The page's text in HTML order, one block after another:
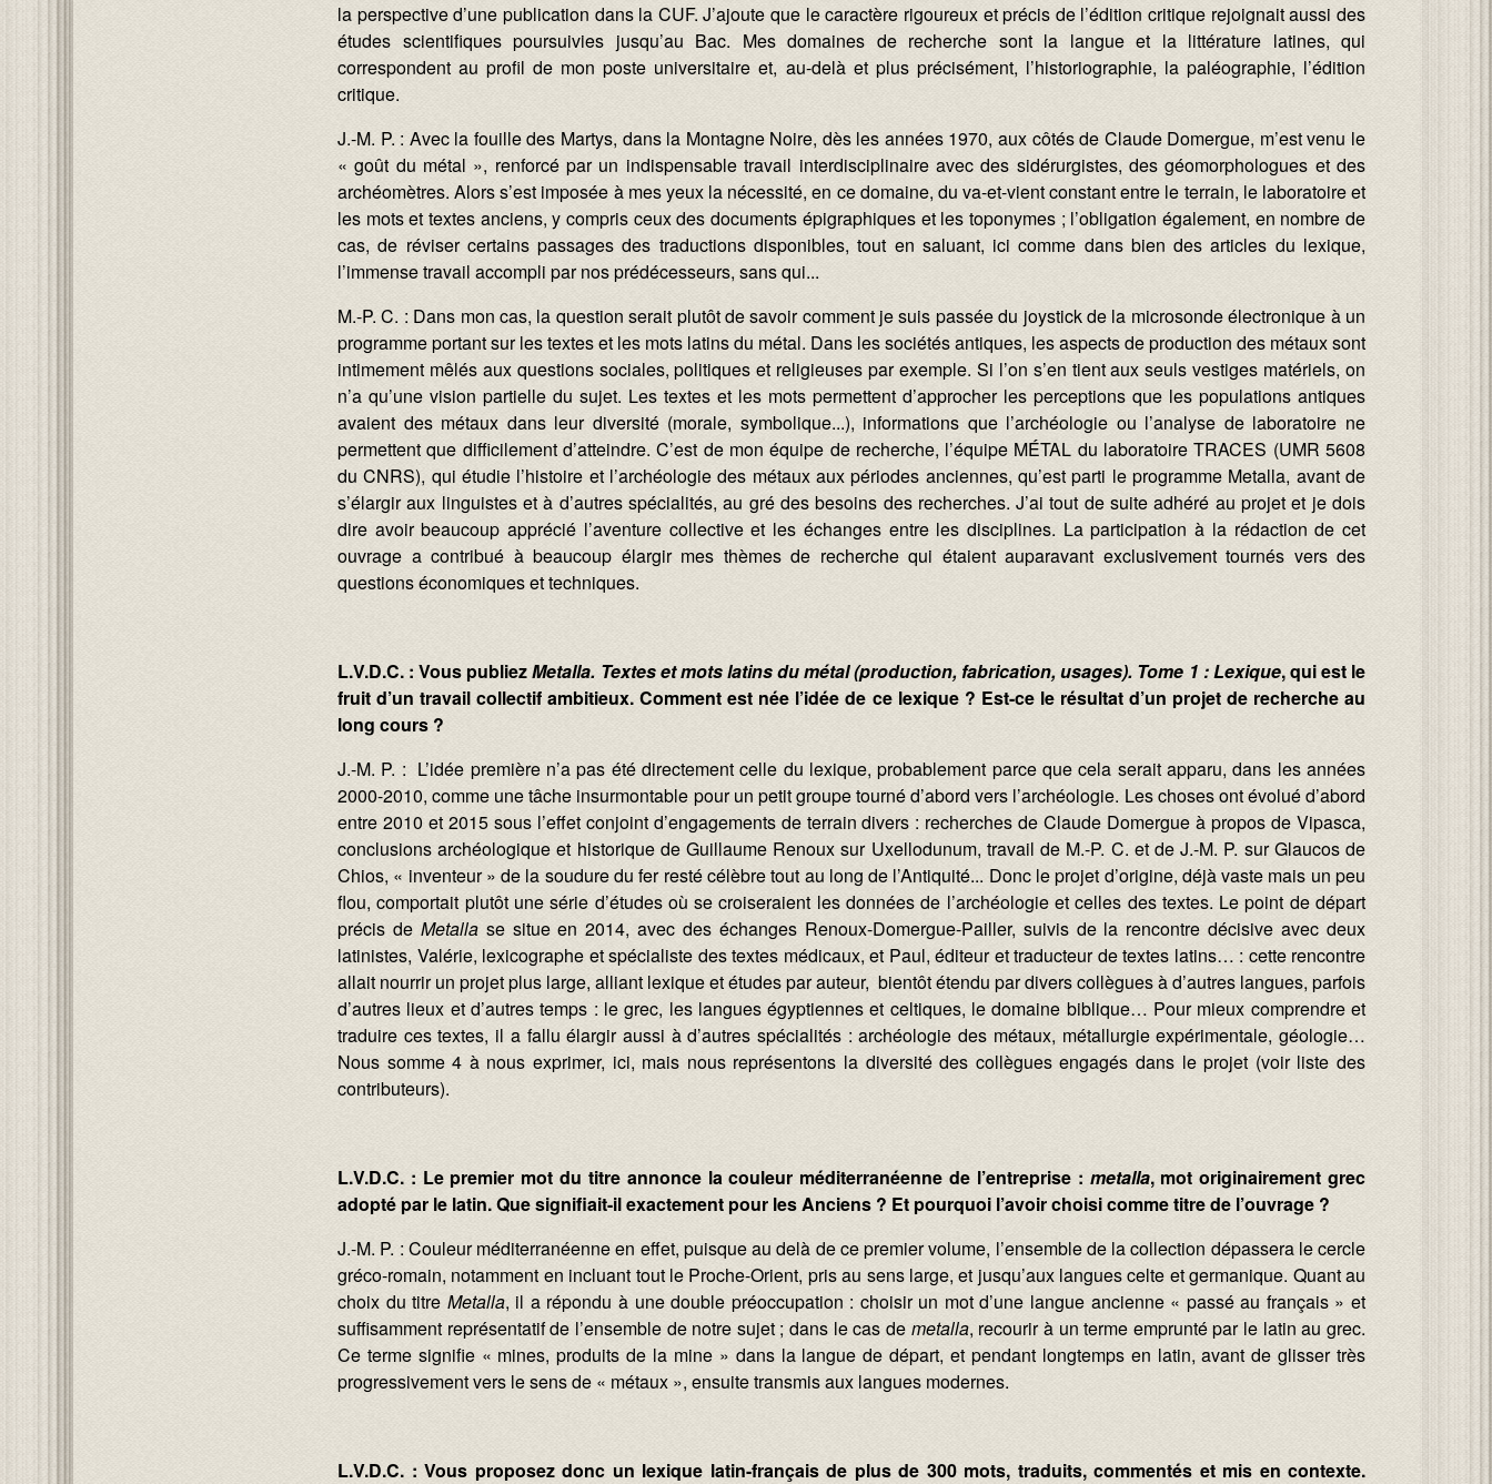
la perspective d’une publication dans la CUF. J’ajoute que le caractère rigoureux et précis de l’édition critique rejoignait aussi des
études scientifiques poursuivies jusqu’au Bac. Mes domaines de recherche sont la langue et la littérature latines, qui
correspondent au profil de mon poste universitaire et, au-delà et plus précisément, l’historiographie, la paléographie, l’édition
critique.
J.-M. P. : Avec la fouille des Martys, dans la Montagne Noire, dès les années 1970, aux côtés de Claude Domergue, m’est venu le
« goût du métal », renforcé par un indispensable travail interdisciplinaire avec des sidérurgistes, des géomorphologues et des
archéomètres. Alors s’est imposée à mes yeux la nécessité, en ce domaine, du va-et-vient constant entre le terrain, le laboratoire et
les mots et textes anciens, y compris ceux des documents épigraphiques et les toponymes ; l’obligation également, en nombre de
cas, de réviser certains passages des traductions disponibles, tout en saluant, ici comme dans bien des articles du lexique,
l’immense travail accompli par nos prédécesseurs, sans qui...
M.-P. C. : Dans mon cas, la question serait plutôt de savoir comment je suis passée du joystick de la microsonde électronique à un
programme portant sur les textes et les mots latins du métal. Dans les sociétés antiques, les aspects de production des métaux sont
intimement mêlés aux questions sociales, politiques et religieuses par exemple. Si l’on s’en tient aux seuls vestiges matériels, on
n’a qu’une vision partielle du sujet. Les textes et les mots permettent d’approcher les perceptions que les populations antiques
avaient des métaux dans leur diversité (morale, symbolique...), informations que l’archéologie ou l’analyse de laboratoire ne
permettent que difficilement d’atteindre. C’est de mon équipe de recherche, l’équipe MÉTAL du laboratoire TRACES (UMR 5608
du CNRS), qui étudie l’histoire et l’archéologie des métaux aux périodes anciennes, qu’est parti le programme Metalla, avant de
s’élargir aux linguistes et à d’autres spécialités, au gré des besoins des recherches. J’ai tout de suite adhéré au projet et je dois
dire avoir beaucoup apprécié l’aventure collective et les échanges entre les disciplines. La participation à la rédaction de cet
ouvrage a contribué à beaucoup élargir mes thèmes de recherche qui étaient auparavant exclusivement tournés vers des
questions économiques et techniques.
L.V.D.C. : Vous publiezMetalla. Textes et mots latins du métal (production, fabrication, usages). Tome 1 : Lexique, qui est le
fruit d’un travail collectif ambitieux. Comment est née l’idée de ce lexique ? Est-ce le résultat d’un projet de recherche au
long cours ?
J.-M. P. : L’idée première n’a pas été directement celle du lexique, probablement parce que cela serait apparu, dans les années
2000-2010, comme une tâche insurmontable pour un petit groupe tourné d’abord vers l’archéologie. Les choses ont évolué d’abord
entre 2010 et 2015 sous l’effet conjoint d’engagements de terrain divers : recherches de Claude Domergue à propos de Vipasca,
conclusions archéologique et historique de Guillaume Renoux sur Uxellodunum, travail de M.-P. C. et de J.-M. P. sur Glaucos de
Chios, « inventeur » de la soudure du fer resté célèbre tout au long de l’Antiquité... Donc le projet d’origine, déjà vaste mais un peu
flou, comportait plutôt une série d’études où se croiseraient les données de l’archéologie et celles des textes. Le point de départ
précis de Metalla se situe en 2014, avec des échanges Renoux-Domergue-Pailler, suivis de la rencontre décisive avec deux
latinistes, Valérie, lexicographe et spécialiste des textes médicaux, et Paul, éditeur et traducteur de textes latins… : cette rencontre
allait nourrir un projet plus large, alliant lexique et études par auteur, bientôt étendu par divers collègues à d’autres langues, parfois
d’autres lieux et d’autres temps : le grec, les langues égyptiennes et celtiques, le domaine biblique… Pour mieux comprendre et
traduire ces textes, il a fallu élargir aussi à d’autres spécialités : archéologie des métaux, métallurgie expérimentale, géologie…
Nous somme 4 à nous exprimer, ici, mais nous représentons la diversité des collègues engagés dans le projet (voir liste des
contributeurs).
L.V.D.C. : Le premier mot du titre annonce la couleur méditerranéenne de l’entreprise : metalla, mot originairement grec
adopté par le latin. Que signifiait-il exactement pour les Anciens ? Et pourquoi l’avoir choisi comme titre de l’ouvrage ?
J.-M. P. : Couleur méditerranéenne en effet, puisque au delà de ce premier volume, l’ensemble de la collection dépassera le cercle
gréco-romain, notamment en incluant tout le Proche-Orient, pris au sens large, et jusqu’aux langues celte et germanique. Quant au
choix du titre Metalla, il a répondu à une double préoccupation : choisir un mot d’une langue ancienne « passé au français » et
suffisamment représentatif de l’ensemble de notre sujet ; dans le cas de metalla, recourir à un terme emprunté par le latin au grec.
Ce terme signifie « mines, produits de la mine » dans la langue de départ, et pendant longtemps en latin, avant de glisser très
progressivement vers le sens de « métaux », ensuite transmis aux langues modernes.
L.V.D.C. : Vous proposez donc un lexique latin-français de plus de 300 mots, traduits, commentés et mis en contexte.